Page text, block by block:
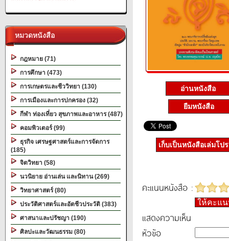
หมวดหนังสือ
กฎหมาย (71)
การศึกษา (473)
การเกษตรและชีววิทยา (130)
การเมืองและการปกครอง (32)
กีฬา ท่องเที่ยว สุขภาพและอาหาร (487)
คอมพิวเตอร์ (99)
ธุรกิจ เศรษฐศาสตร์และการจัดการ
(185)
จิตวิทยา (58)
นวนิยาย อ่านเล่น และนิทาน (269)
วิทยาศาสตร์ (80)
ประวัติศาสตร์และอัตชีวประวัติ (383)
ศาสนาและปรัชญา (190)
ศิลปะและวัฒนธรรม (80)
อ่านหนังสือ
ยืมหนังสือ
เก็บเป็นหนังสือเล่มโป
คะแนนหนังสือ :
ให้คะแ
แสดงความเห็น
หัวข้อ